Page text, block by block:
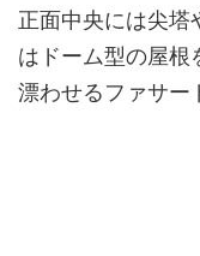
正面中央には尖塔
はドーム型の屋根
漂わせるファサー